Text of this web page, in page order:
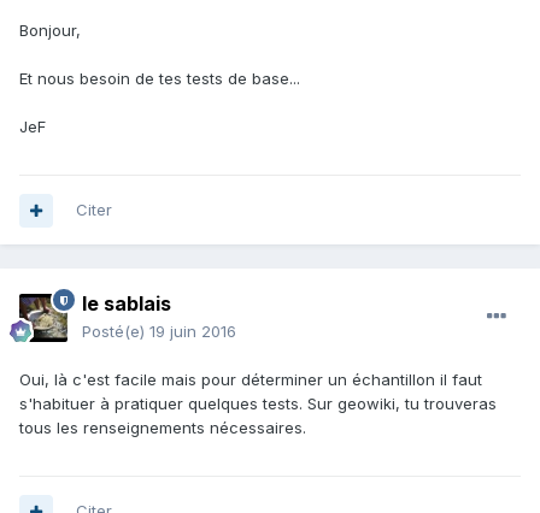
Bonjour,
Et nous besoin de tes tests de base...
JeF
Citer
le sablais
Posté(e) 19 juin 2016
Oui, là c'est facile mais pour déterminer un échantillon il faut
s'habituer à pratiquer quelques tests. Sur geowiki, tu trouveras
tous les renseignements nécessaires.